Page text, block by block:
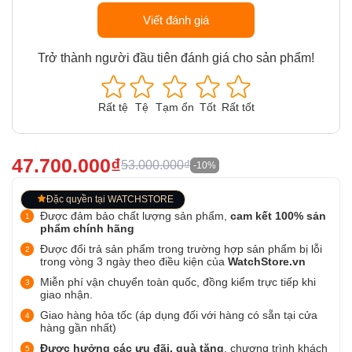
Viết đánh giá
Trở thành người đầu tiên đánh giá cho sản phẩm!
Rất tệ Tệ Tạm ổn Tốt Rất tốt
47.700.000₫53.000.000₫ -10%
Đặc quyền tại WATCHSTORE
Được đảm bảo chất lượng sản phẩm, cam kết 100% sản
phẩm chính hãng
Được đổi trả sản phẩm trong trường hợp sản phẩm bị lỗi
trong vòng 3 ngày theo điều kiện của WatchStore.vn
Miễn phí vận chuyển toàn quốc, đồng kiểm trực tiếp khi
giao nhận.
Giao hàng hỏa tốc (áp dụng đối với hàng có sẵn tại cửa
hàng gần nhất)
Được hưởng các ưu đãi, quà tặng , chương trình khách